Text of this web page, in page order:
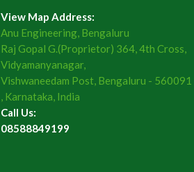
View Map Address:
Anu Engineering, Bengaluru
Raj Gopal G.(Proprietor) 364, 4th Cross,
Vidyamanyanagar,
Vishwaneedam Post, Bengaluru - 560091
, Karnataka, India
Call Us:
08588849199